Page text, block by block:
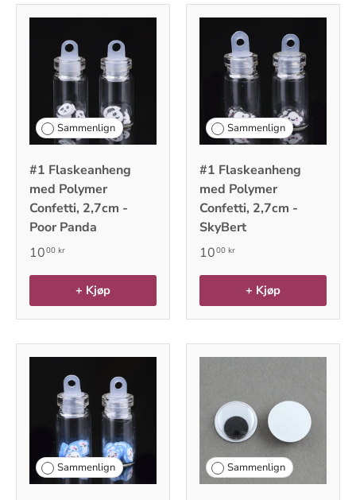
Sammenlign
#1 Flaskeanheng
med Polymer
Confetti, 2,7cm -
Poor Panda
1000 kr
+ Kjøp
Sammenlign
#1 Flaskeanheng
med Polymer
Confetti, 2,7cm -
SkyBert
1000 kr
+ Kjøp
Sammenlign Sammenlign